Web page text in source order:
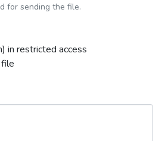
for sending the file.
in restricted access